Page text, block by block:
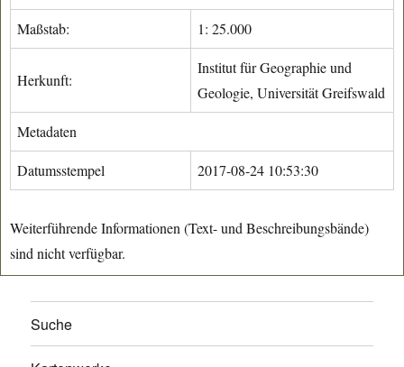
Maßstab: 1: 25.000
Herkunft:
Institut für Geographie und
Geologie, Universität Greifswald
Metadaten
Datumsstempel 2017-08-24 10:53:30
Weiterführende Informationen (Text- und Beschreibungsbände)
sind nicht verfügbar.
Suche